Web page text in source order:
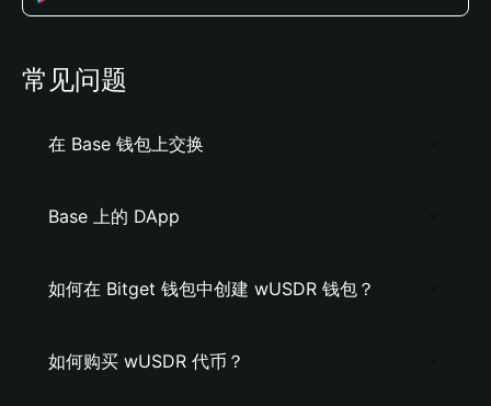
常见问题
在 Base 钱包上交换
Base 上的 DApp
如何在 Bitget 钱包中创建 wUSDR 钱包？
如何购买 wUSDR 代币？